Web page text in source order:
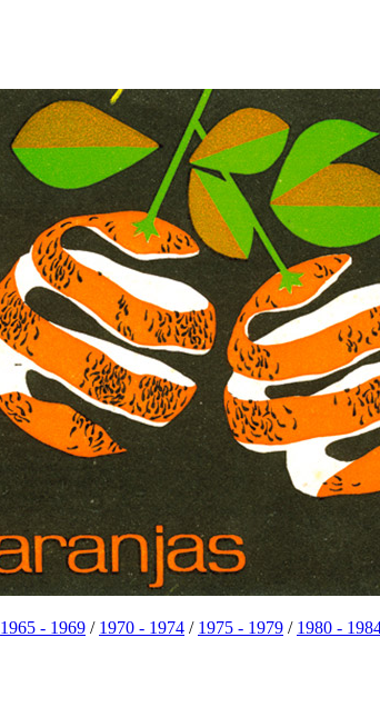
1965 - 1969 / 1970 - 1974 / 1975 - 1979 / 1980 -